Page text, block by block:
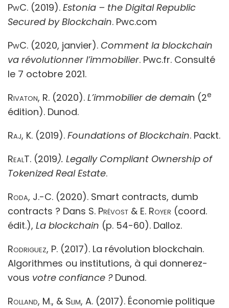
PwC. (2019). Estonia – the Digital Republic
Secured by Blockchain. Pwc.com
PwC. (2020, janvier). Comment la blockchain
va révolutionner l’immobilier. Pwc.fr. Consulté
le 7 octobre 2021.
Rivaton, R. (2020). L’immobilier de demain (2e
édition). Dunod.
Raj, K. (2019). Foundations of Blockchain. Packt.
RealT. (2019). Legally Compliant Ownership of
Tokenized Real Estate.
Roda, J.-C. (2020). Smart contracts, dumb
contracts ? Dans S. Prévost & E. Royer (coord.
édit.), La blockchain (p. 54-60). Dalloz.
Rodriguez, P. (2017). La révolution blockchain.
Algorithmes ou institutions, à qui donnerez-
vous votre confiance ? Dunod.
Rolland, M., & Slim, A. (2017). Économie politique